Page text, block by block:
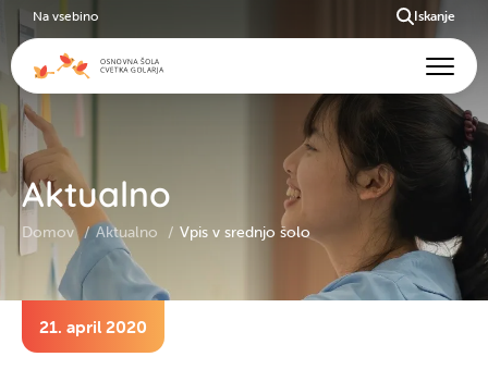
Aktualno
Domov Aktualno Vpis v srednjo šolo
21. april 2020
Na vsebino Iskanje